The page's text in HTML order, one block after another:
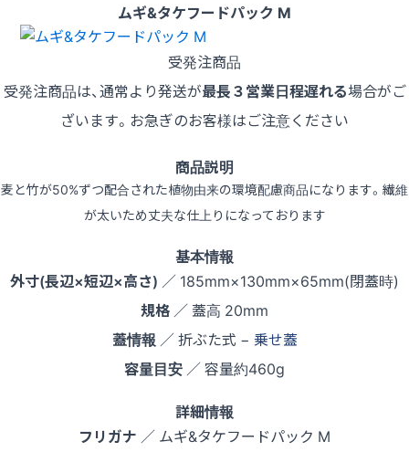
ムギ&タケフードパック M
受発注商品
受発注商品は、通常より発送が最長３営業日程遅れる場合がご
ざいます。お急ぎのお客様はご注意ください
商品説明
麦と竹が50%ずつ配合された植物由来の環境配慮商品になります。繊維
が太いため丈夫な仕上りになっております
基本情報
外寸(長辺×短辺×高さ) ／ 185mm×130mm×65mm(閉蓋時)
規格 ／ 蓋高 20mm
蓋情報 ／ 折ぶた式 − 乗せ蓋
容量目安 ／ 容量約460g
詳細情報
フリガナ ／ ムギ&タケフードパック M